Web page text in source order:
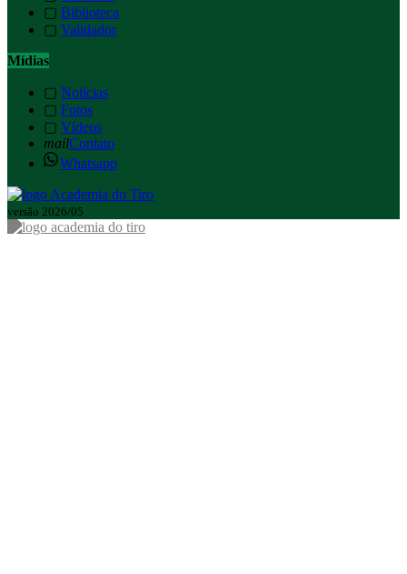
▢ Biblioteca
▢ Validador
Mídias
▢ Notícias
▢ Fotos
▢ Vídeos
mailContato
Whatsapp
versão 2026/05